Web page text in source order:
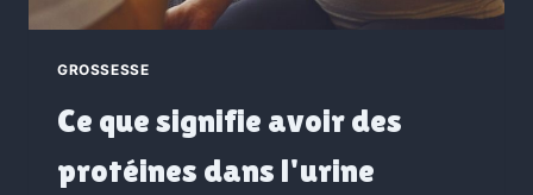
GROSSESSE
Ce que signifie avoir des
protéines dans l'urine